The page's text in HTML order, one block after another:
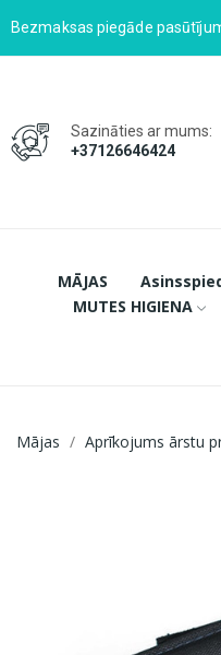
Bezmaksas piegāde
Sazināties ar mums:
+37126646424
MĀJAS
MUTES HIGIENA
Mājas Aprīkojums ārstu